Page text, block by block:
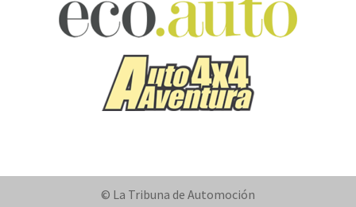
© La Tribuna de Automoción